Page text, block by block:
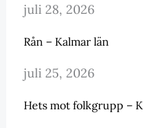
juli 28, 2026
Rån – Kalmar län
juli 25, 2026
Hets mot folkgrupp –